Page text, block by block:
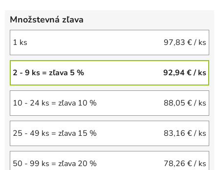
Množstevná zľava
1 ks 97,83 €/ ks
2 - 9 ks = zľava 5 % 92,94 €/ ks
10 - 24 ks = zľava 10 % 88,05 €/ ks
25 - 49 ks = zľava 15 % 83,16 €/ ks
50 - 99 ks = zľava 20 % 78,26 €/ ks